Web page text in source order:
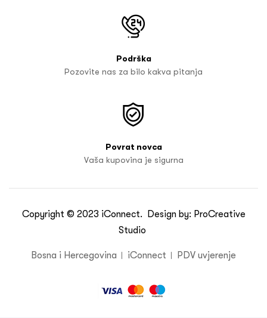
Podrška
Pozovite nas za bilo kakva pitanja
Povrat novca
Vaša kupovina je sigurna
Copyright © 2023 iConnect. Design by: ProCreative
Studio
Bosna i Hercegovina iConnect PDV uvjerenje